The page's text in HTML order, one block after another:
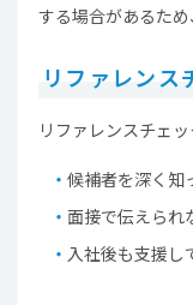
する場合があるため
リファレンス
リファレンスチェ
候補者を深く知
面接で伝えられ
入社後も支援し